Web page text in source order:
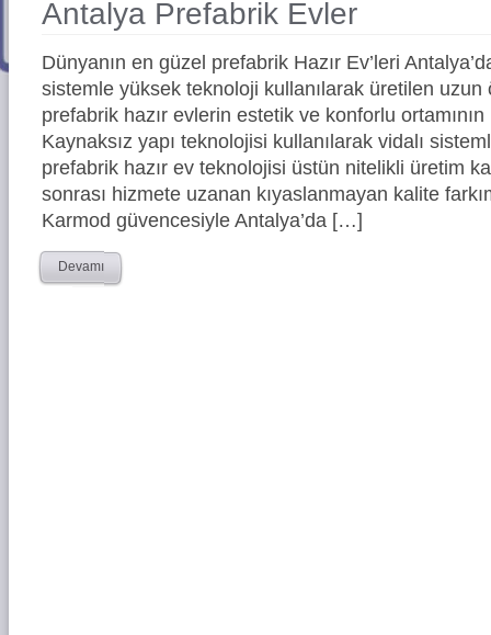
Antalya Prefabrik Evler
Dünyanın en güzel prefabrik Hazır Ev’leri
sistemle yüksek teknoloji kullanılarak üretilen
prefabrik hazır evlerin estetik ve konforlu ortamının
Kaynaksız yapı teknolojisi kullanılarak vidalı
prefabrik hazır ev teknolojisi üstün nitelikli üretim
sonrası hizmete uzanan kıyaslanmayan kalite
Karmod güvencesiyle Antalya’da […]
Devamı